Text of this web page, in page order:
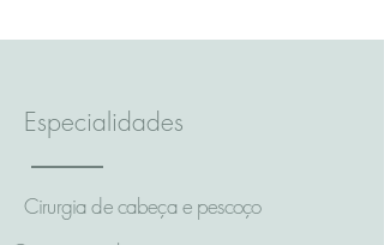
Especialidades
Cirurgia de cabeça e pescoço